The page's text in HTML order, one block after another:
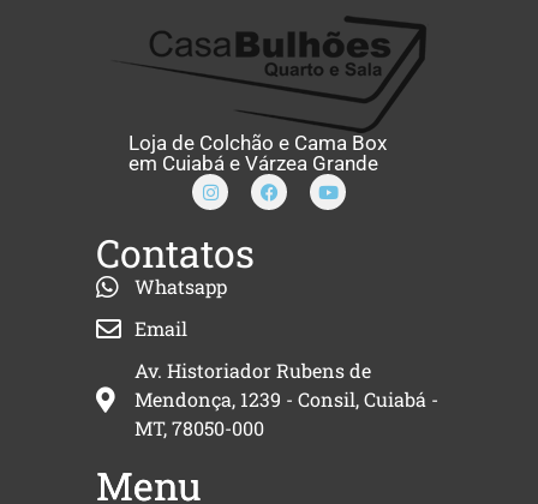
Loja de Colchão e Cama Box
em Cuiabá e Várzea Grande
Contatos
Whatsapp
Email
Av. Historiador Rubens de
Mendonça, 1239 - Consil, Cuiabá -
MT, 78050-000
Menu